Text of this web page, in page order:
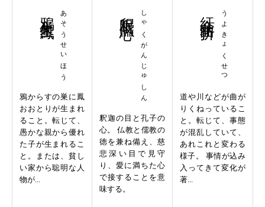
あそうせいほう
鴉からすの巣に鳳
おおとりが生まれ
ること。転じて、
愚かな親から優れ
た子が生まれるこ
と。または、貧し
い家から聡明な人
物が...
しゃくがんじゅしん
釈迦の目と孔子の
心。 仏教と儒教の
徳を兼ね備え、慈
悲深い目で見守
り、愛に満ちた心
で接することを意
味する。
うよきょくせつ
道や川などが曲が
りくねっているこ
と。転じて、事態
が混乱していて、
あれこれと変わる
様子。 事情が込み
入ってきて変化が
著...